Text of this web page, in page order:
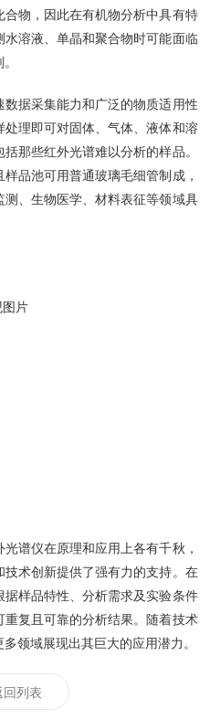
物，因此在有机物分析中具有特
溶液、单晶和聚合物时可能面临
据采集能力和广泛的物质适用性
理即可对固体、气体、液体和溶
那些红外光谱难以分析的样品。
品池可用普通玻璃毛细管制成，
、生物医学、材料表征等领域具
片
仪在原理和应用上各有千秋，
术创新提供了强有力的支持。在
样品特性、分析需求及实验条件
复且可靠的分析结果。随着技术
领域展现出其巨大的应用潜力。
回列表